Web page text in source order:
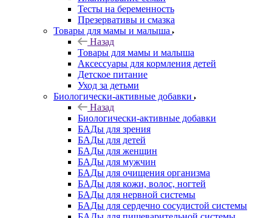
Тесты на беременность
Презервативы и смазка
Товары для мамы и малыша
Назад
Товары для мамы и малыша
Аксессуары для кормления детей
Детское питание
Уход за детьми
Биологически-активные добавки
Назад
Биологически-активные добавки
БАДы для зрения
БАДы для детей
БАДы для женщин
БАДы для мужчин
БАДы для очищения организма
БАДы для кожи, волос, ногтей
БАДы для нервной системы
БАДы для сердечно сосудистой системы